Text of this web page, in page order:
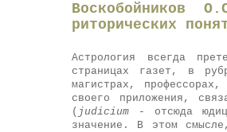
Воскобойников
риторических
Астрология всегда
страницах газет, в
магистрах,
своего приложения,
( judicium - отсюда
значение. В этом